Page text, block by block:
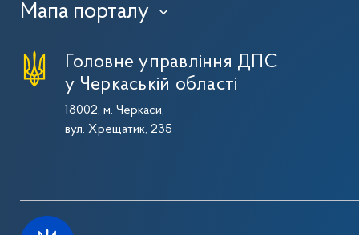
Мапа порталу ›
Головне управління ДПС
у Черкаській області
18002, м. Черкаси,
вул. Хрещатик, 235